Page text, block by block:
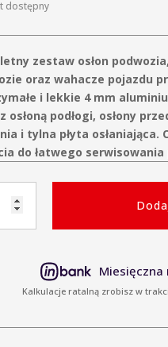
dostępny
zestaw osłon
oraz wahacze pojazdu
i lekkie 4 mm
osłoną podłogi, osłony
i tylna płyta osłaniająca.
do łatwego serwisowania
Miesięczna
Kalkulacje ratalną zrobisz w